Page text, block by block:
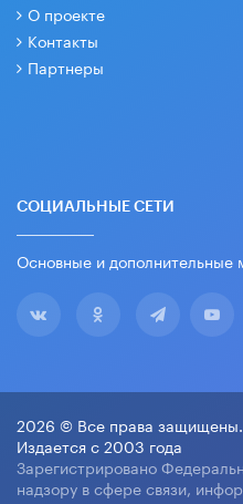
О проекте
Контакты
Партнеры
СОЦИАЛЬНЫЕ СЕТИ
Основные и дополнительные
2026 © Все права защищены.
Издается с 2003 года
Зарегистрировано
надзору в сфере связи,